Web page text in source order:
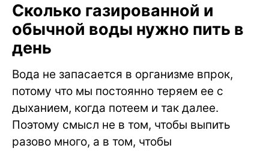
Сколько газированной и
обычной воды нужно пить в
день
Вода не запасается в организме впрок,
потому что мы постоянно теряем ее с
дыханием, когда потеем и так далее.
Поэтому смысл не в том, чтобы выпить
разово много, а в том, чтобы